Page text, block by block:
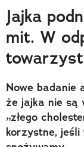
Trendbook
Polecane
Jajka
mit. W
Nowe badanie
że jajka nie są
„złego
korzystne, jeśli